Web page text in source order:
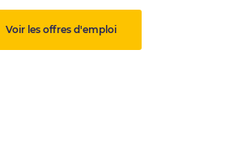
Voir les offres d'emploi